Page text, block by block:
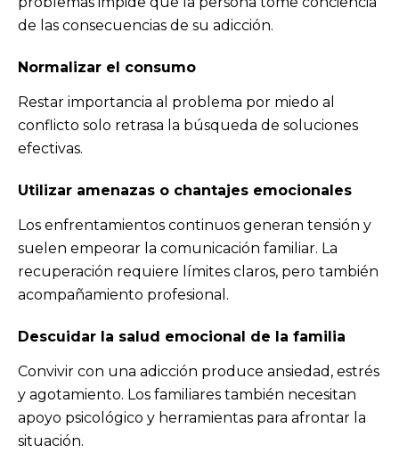
de las consecuencias de su adicción.
Normalizar el consumo
Restar importancia al problema por miedo al
conflicto solo retrasa la búsqueda de soluciones
efectivas.
Utilizar amenazas o chantajes emocionales
Los enfrentamientos continuos generan tensión y
suelen empeorar la comunicación familiar. La
recuperación requiere límites claros, pero también
acompañamiento profesional.
Descuidar la salud emocional de la familia
Convivir con una adicción produce ansiedad, estrés
y agotamiento. Los familiares también necesitan
apoyo psicológico y herramientas para afrontar la
situación.